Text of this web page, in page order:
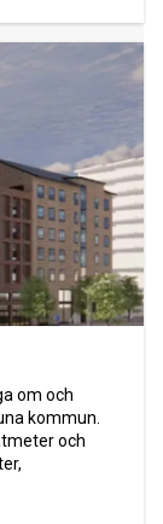
om och
kommun.
och